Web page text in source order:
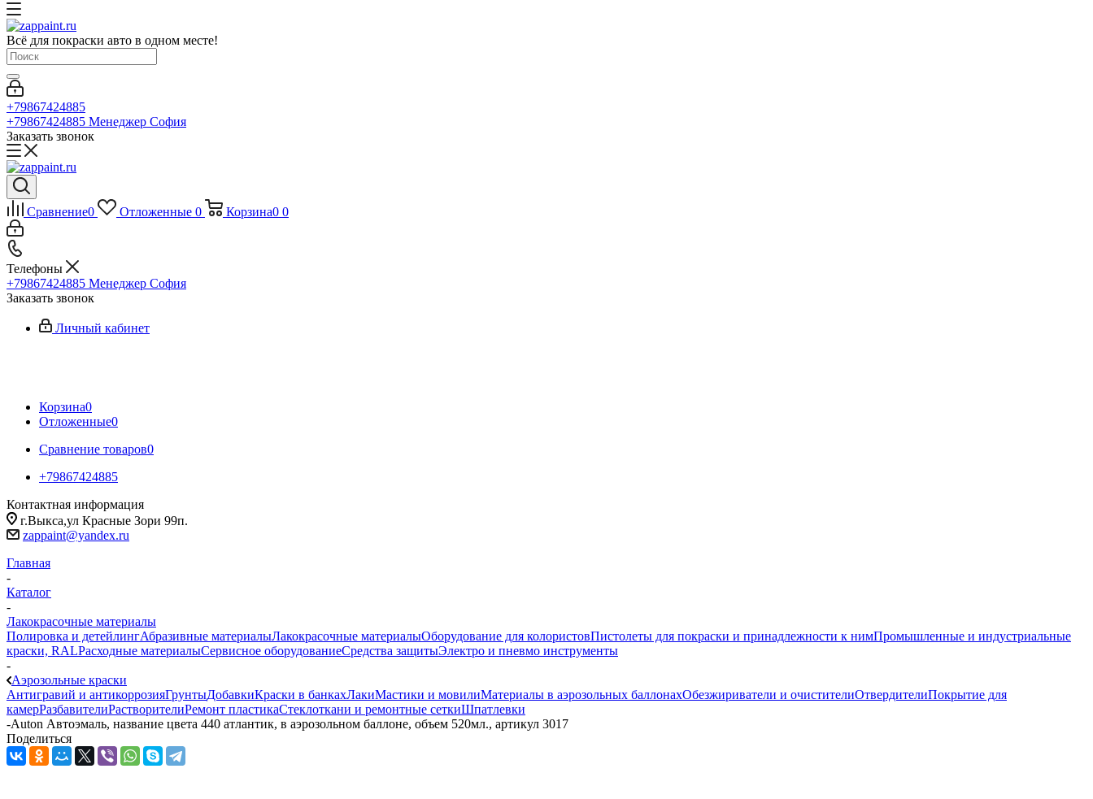
Всё для покраски авто в одном месте!
+79867424885
+79867424885 Менеджер София
Заказать звонок
Сравнение0 Отложенные 0 Корзина0 0
Телефоны
+79867424885 Менеджер София
Заказать звонок
Личный кабинет
Корзина0
Отложенные0
Сравнение товаров0
+79867424885
Контактная информация
г.Выкса,ул Красные Зори 99п.
zappaint@yandex.ru
Главная
-
Каталог
-
Лакокрасочные материалы
Полировка и детейлингАбразивные материалыЛакокрасочные материалыОборудование для колористовПистолеты для покраски и принадлежности к нимПромышленные и индустриальные
краски, RALРасходные материалыСервисное оборудованиеСредства защитыЭлектро и пневмо инструменты
-
Аэрозольные краски
Антигравий и антикоррозияГрунтыДобавкиКраски в банкахЛакиМастики и мовилиМатериалы в аэрозольных баллонахОбезжириватели и очистителиОтвердителиПокрытие для
камерРазбавителиРастворителиРемонт пластикаСтеклоткани и ремонтные сеткиШпатлевки
-Auton Автоэмаль, название цвета 440 атлантик, в аэрозольном баллоне, объем 520мл., артикул 3017
Поделиться